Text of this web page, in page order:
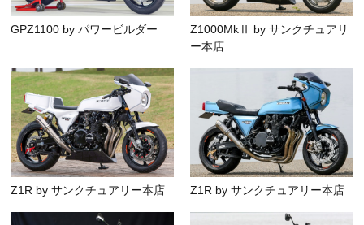
GPZ1100 by パワービルダー
Z1000MkⅡ by サンクチュアリ
ー本店
Z1R by サンクチュアリー本店 Z1R by サンクチュアリー本店